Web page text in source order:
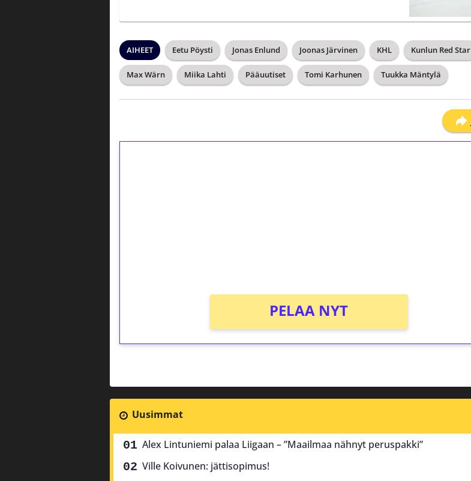
AIHEET Eetu Pöysti Jonas Enlund Joonas Järvinen KHL Kunlun Red Star
Max Wärn Miika Lahti Pääuutiset Tomi Karhunen Tuukka Mäntylä
PELAA NYT
Uusimmat
Alex Lintuniemi palaa Liigaan – ”Maailmaa nähnyt peruspakki”
Ville Koivunen: jättisopimus!